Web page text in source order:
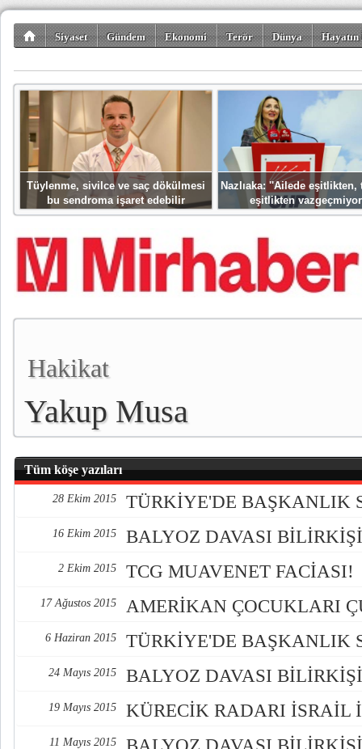
Siyaset Gündem Ekonomi Terör Dünya
Tüylenme, sivilce ve saç dökülmesi
bu sendroma işaret edebilir
Nazlıaka: ''Ailede eşitlikten,
eşitlikten
Hakikat
Yakup Musa
Tüm köşe yazıları
28 Ekim 2015 TÜRKİYE'DE BAŞKANLIK
16 Ekim 2015 BALYOZ DAVASI
2 Ekim 2015 TCG MUAVENET FACİASI!
17 Ağustos 2015 AMERİKAN ÇOCUKLARI
6 Haziran 2015 TÜRKİYE'DE BAŞKANLIK
24 Mayıs 2015 BALYOZ DAVASI
19 Mayıs 2015 KÜRECİK RADARI İSRAİL
11 Mayıs 2015